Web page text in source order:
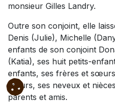
monsieur Gilles Landry.
Outre son conjoint, elle
Denis (Julie), Michelle
enfants de son conjoint
(Katia), ses huit petits-
enfants, ses frères et
sœurs, ses neveux et
parents et amis.